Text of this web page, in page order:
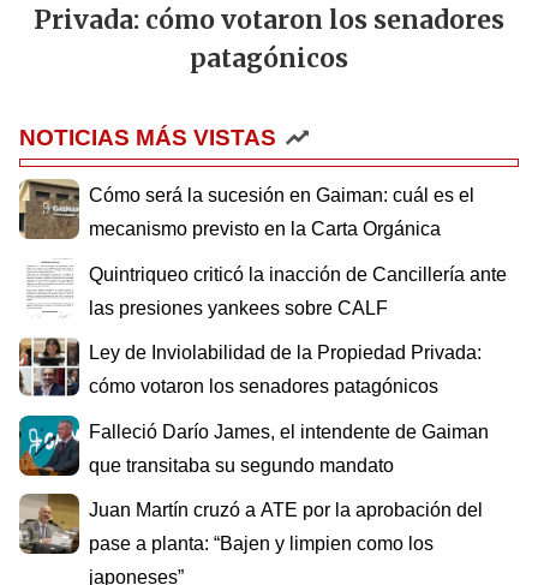
Privada: cómo votaron los senadores
patagónicos
NOTICIAS MÁS VISTAS
Cómo será la sucesión en Gaiman: cuál es el
mecanismo previsto en la Carta Orgánica
Quintriqueo criticó la inacción de Cancillería ante
las presiones yankees sobre CALF
Ley de Inviolabilidad de la Propiedad Privada:
cómo votaron los senadores patagónicos
Falleció Darío James, el intendente de Gaiman
que transitaba su segundo mandato
Juan Martín cruzó a ATE por la aprobación del
pase a planta: “Bajen y limpien como los
japoneses”